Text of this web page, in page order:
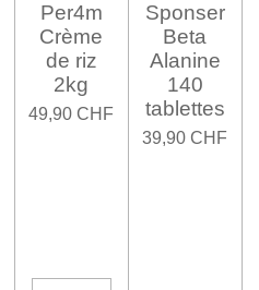
Per4m
Crème
de riz
2kg
49,90 CHF
Sponser
Beta
Alanine
140
tablettes
39,90 CHF